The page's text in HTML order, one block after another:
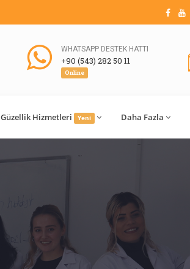
WHATSAPP DESTEK HATTI
+90 (543) 282 50 11
Online
Güzellik Hizmetleri Yeni Daha Fazla